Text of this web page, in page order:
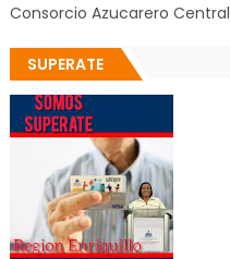
Consorcio Azucarero Central
SUPERATE